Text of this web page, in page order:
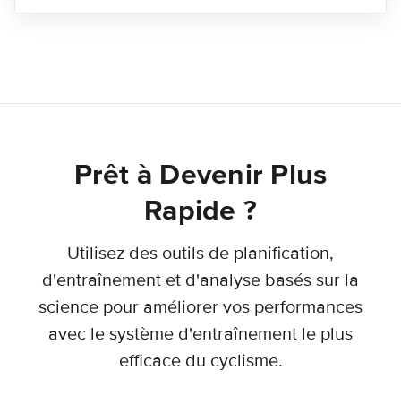
Prêt à Devenir Plus
Rapide ?
Utilisez des outils de planification,
d'entraînement et d'analyse basés sur la
science pour améliorer vos performances
avec le système d'entraînement le plus
efficace du cyclisme.